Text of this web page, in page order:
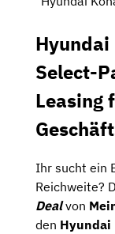
Select-
Leasing
Ihr sucht ein
Reichweite?
Dealvon
den Hyundai